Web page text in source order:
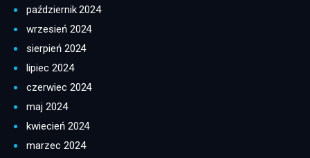
październik 2024
wrzesień 2024
sierpień 2024
lipiec 2024
czerwiec 2024
maj 2024
kwiecień 2024
marzec 2024